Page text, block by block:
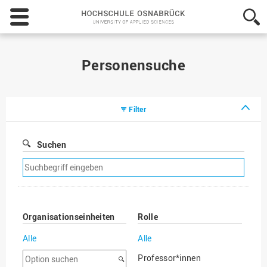
Hochschule
Osnabrück
-
Personensuche
Filter
Suchen
Suchfilter
entfernen
Organisationseinheiten
Alle
Option
Rolle
Alle
Professor*innen